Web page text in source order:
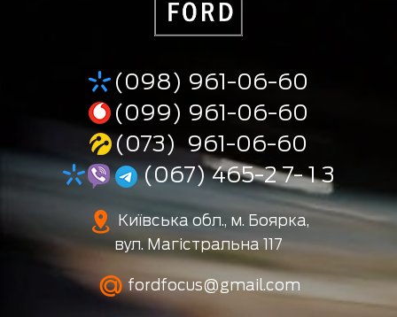
(098) 961-06-60
(099) 961-06-60
(073) 961-06-60
(067) 465-2 7- 1 3
Київська обл., м. Боярка,
вул. Магістральна 117
fordfocus@gmail.com